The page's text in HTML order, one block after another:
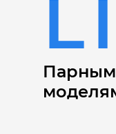
Парным